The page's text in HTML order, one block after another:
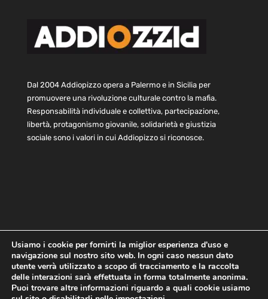
Dal 2004 Addiopizzo opera a Palermo e in Sicilia per
promuovere una rivoluzione culturale contro la mafia.
Responsabilità individuale e collettiva, partecipazione,
libertà, protagonismo giovanile, solidarietà e giustizia
sociale sono i valori in cui Addiopizzo si riconosce.
Home Statuto e bilancio
Contatti
Privacy
Cookie Child Protection Policy
Usiamo i cookie per fornirti la miglior esperienza d'uso e
navigazione sul nostro sito web. In ogni caso nessun dato
utente verrà utilizzato a scopo di tracciamento e la raccolta
delle interazioni sarà effettuata in forma totalmente anonima.
Puoi trovare altre informazioni riguardo a quali cookie usiamo